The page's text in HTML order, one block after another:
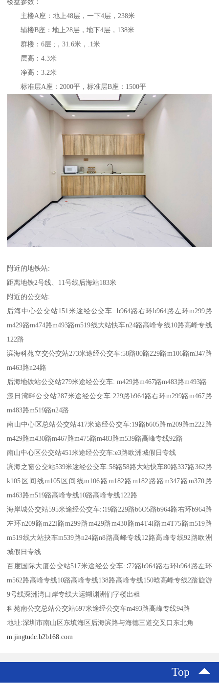
主楼A座：地上48层，一下4层，238米
辅楼B座：地上28层，地下4层，138米
群楼：6层 ;，31.6米，.1米
层高：4.3米
净高：3.2米
标准层A座：2000平，标准层B座：1500平
附近的地铁站:
距离地铁2号线、11号线后海站183米
附近的公交站:
后海中心公交站151米途经公交车: b964路右环b964路左环m299路
m429路m474路m493路m519线大站快车n24路高峰专线10路高峰专线
122路
滨海科苑立交公交站273米途经公交车:58路80路229路m106路m347路
m463路n24路
后海地铁站公交站279米途经公交车: m429路m467路m483路m493路
漾日湾畔公交站287米途经公交车:229路b964路右环m299路m467路
m483路m519路n24路
南山中心区总站公交站417米途经公交车:19路b605路m209路m222路
m429路m430路m467路m475路m483路m539路高峰专线92路
南山中心区公交站451米途经公交车:e3路欧洲城假日专线
滨海之窗公交站539米途经公交车:58路58路大站快车80路337路362路
k105区间线m105区间线m106路m182路m182路路m347路m370路
m463路m519路高峰专线10路高峰专线122路
海岸城公交站595米途经公交车:∶19路229路b6O5路b964路右环b964路
左环n209路m22l路m299路m429路m430路m4T4l路m4T75路m519路
m519线大站抉车m539路n24路n8路高峰专线12路高峰专线92路欧洲
城假日专线
百度国际大厦公交站517米途经公交车:∶72路b964路右环b964路左环
m562路高峰专线10路高峰专线138路高峰专线150晗高峰专线2踏旋游
9号线深洲湾口岸专线大运蝴渊洲们字楼出租
科苑南公交总站公交站697米途经公交车m493路高峰专线94路
地址:深圳市南山区东填海区后海滨路与海德三道交叉口东北角
m.jingtudc.b2b168.com
Top